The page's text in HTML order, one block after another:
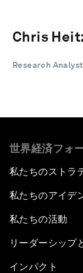
Chris
Research
世界経済フォ
私たちのストラ
私たちのアイデ
私たちの活動
リーダーシップ
インパクト